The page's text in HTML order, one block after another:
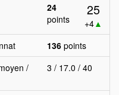
24
points
25
+4▲
136 points
/
3 / 17.0 / 40